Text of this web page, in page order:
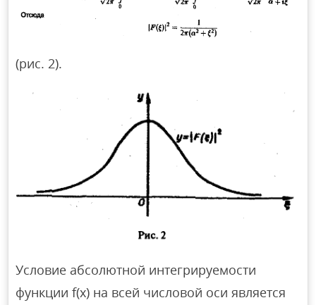
(рис. 2).
Условие абсолютной интегрируемости
функции f(x) на всей числовой оси является